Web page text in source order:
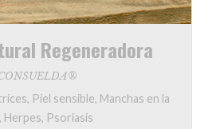
Regeneradora
Piel sensible, Manchas en la
Herpes, Psoriasis